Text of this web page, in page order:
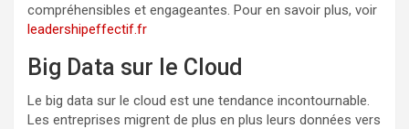
compréhensibles et engageantes. Pour en savoir plus, voir
leadershipeffectif.fr
Big Data sur le Cloud
Le big data sur le cloud est une tendance incontournable.
Les entreprises migrent de plus en plus leurs données vers